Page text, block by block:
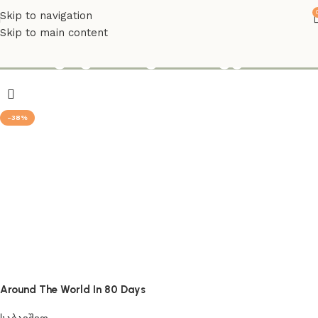
Skip to navigation
Skip to main content
-38%
Around The World In 80 Days